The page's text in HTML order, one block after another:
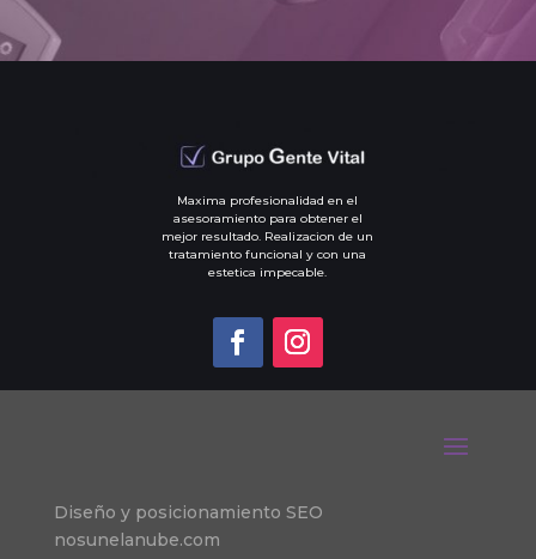
Maxima profesionalidad en el
asesoramiento para obtener el
mejor resultado. Realizacion de un
tratamiento funcional y con una
estetica impecable.
Diseño y posicionamiento SEO
nosunelanube.com